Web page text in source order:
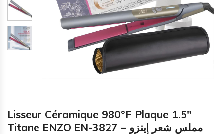
Lisseur Céramique 980°F Plaque 1.5″
Titane ENZO EN-3827 – مملس شعر إينزو